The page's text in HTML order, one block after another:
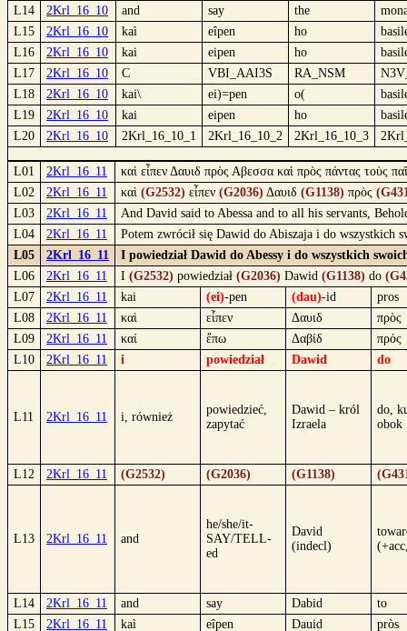
L14 2Krl_16_10 and say the
L15
2Krl_16_10 kaì eîpen ho
L16
2Krl_16_10 kai eipen ho
L17
2Krl_16_10 C VBI_AAI3S RA_NSM
L18
2Krl_16_10 kai\ ei)=pen o(
L19
2Krl_16_10 kai eipen ho
L20
2Krl_16_10 2Krl_16_10_1 2Krl_16_10_2 2Krl_16_10_3
L01 2Krl_16_11
καὶ εἶπεν Δαυιδ πρὸς Αβεσσα καὶ πρὸς πάντας τοὺς
L02
2Krl_16_11 καὶ (G2532) εἶπεν (G2036) Δαυιδ (G1138) πρὸς
L03
2Krl_16_11
And David said to Abessa and to all his servants,
L04
2Krl_16_11
Potem zwrócił się Dawid do Abiszaja i do wszystkich
L05
2Krl_16_11
I powiedział Dawid do Abessy i do wszystkich
L06
2Krl_16_11 I (G2532) powiedział (G2036) Dawid (G1138) do
L07
2Krl_16_11 kai (ei)-pen (dau)-id
pros
L08
2Krl_16_11 καὶ εἶπεν Δαυιδ
πρὸς
L09
2Krl_16_11 καί ἔπω Δαβίδ
πρός
L10
2Krl_16_11 i powiedział Dawid do
L11 2Krl_16_11 i, również
powiedzieć,
zapytać
Dawid – król
Izraela
do,
obok
L12 2Krl_16_11 (G2532) (G2036) (G1138)
L13 2Krl_16_11 and
he/she/it-
SAY/TELL-
ed
David
(indecl)
L14 2Krl_16_11 and say Dabid
to
L15
2Krl_16_11 kaì eîpen Dauid pròs